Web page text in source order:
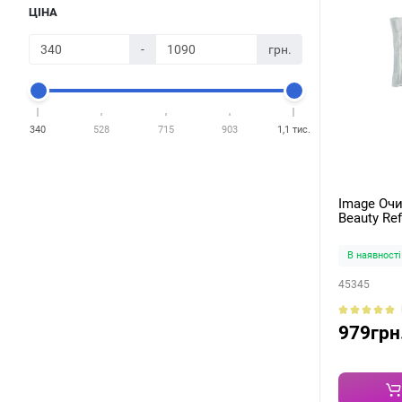
ЦІНА
- грн.
340 528 715 903 1,1 тис.
Image Очищаючі тонізуючі серветки I
Beauty
В наявності
45345